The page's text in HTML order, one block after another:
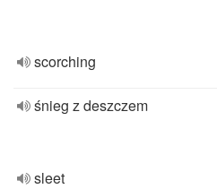
scorching
śnieg z deszczem
sleet